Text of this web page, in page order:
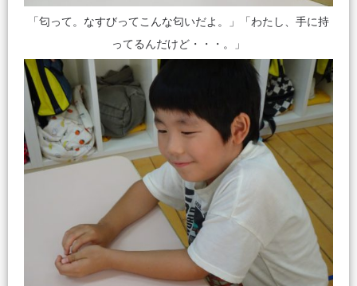
「匂って。なすびってこんな匂いだよ。」「わたし、手に持
ってるんだけど・・・。」